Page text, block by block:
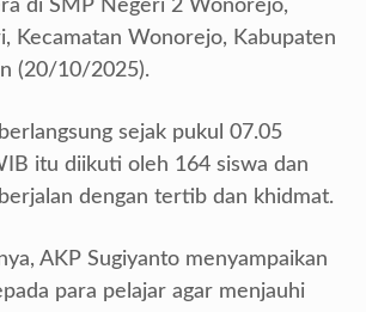
di SMP Negeri 2 Wonorejo,
Kecamatan Wonorejo, Kabupaten
(20/10/2025).
sejak pukul 07.05
itu diikuti oleh 164 siswa dan
dengan tertib dan khidmat.
AKP Sugiyanto menyampaikan
para pelajar agar menjauhi